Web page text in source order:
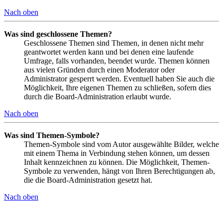
Nach oben
Was sind geschlossene Themen?
Geschlossene Themen sind Themen, in denen nicht mehr
geantwortet werden kann und bei denen eine laufende
Umfrage, falls vorhanden, beendet wurde. Themen können
aus vielen Gründen durch einen Moderator oder
Administrator gesperrt werden. Eventuell haben Sie auch die
Möglichkeit, Ihre eigenen Themen zu schließen, sofern dies
durch die Board-Administration erlaubt wurde.
Nach oben
Was sind Themen-Symbole?
Themen-Symbole sind vom Autor ausgewählte Bilder, welche
mit einem Thema in Verbindung stehen können, um dessen
Inhalt kennzeichnen zu können. Die Möglichkeit, Themen-
Symbole zu verwenden, hängt von Ihren Berechtigungen ab,
die die Board-Administration gesetzt hat.
Nach oben